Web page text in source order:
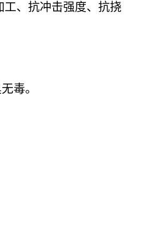
、抗冲击强度、抗挠
毒。